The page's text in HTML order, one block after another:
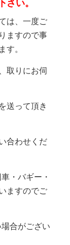
さい。
は、一度ご
ますので事
す。
取りにお伺
送って頂き
合わせくだ
・バギー・
ますのでご
合がござい